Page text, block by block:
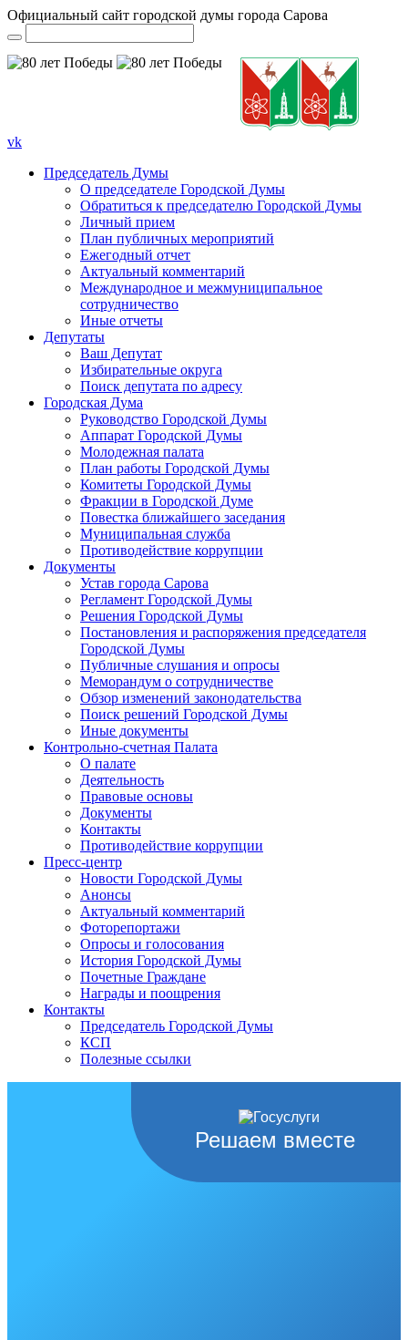
Официальный сайт городской думы города Сарова
vk
Председатель Думы
О председателе Городской Думы
Обратиться к председателю Городской Думы
Личный прием
План публичных мероприятий
Ежегодный отчет
Актуальный комментарий
Международное и межмуниципальное
сотрудничество
Иные отчеты
Депутаты
Ваш Депутат
Избирательные округа
Поиск депутата по адресу
Городская Дума
Руководство Городской Думы
Аппарат Городской Думы
Молодежная палата
План работы Городской Думы
Комитеты Городской Думы
Фракции в Городской Думе
Повестка ближайшего заседания
Муниципальная служба
Противодействие коррупции
Документы
Устав города Сарова
Регламент Городской Думы
Решения Городской Думы
Постановления и распоряжения председателя
Городской Думы
Публичные слушания и опросы
Меморандум о сотрудничестве
Обзор изменений законодательства
Поиск решений Городской Думы
Иные документы
Контрольно-счетная Палата
О палате
Деятельность
Правовые основы
Документы
Контакты
Противодействие коррупции
Пресс-центр
Новости Городской Думы
Анонсы
Актуальный комментарий
Фоторепортажи
Опросы и голосования
История Городской Думы
Почетные Граждане
Награды и поощрения
Контакты
Председатель Городской Думы
КСП
Полезные ссылки
Решаем вместе